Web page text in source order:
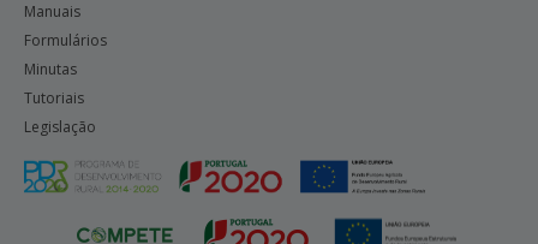
Manuais
Formulários
Minutas
Tutoriais
Legislação